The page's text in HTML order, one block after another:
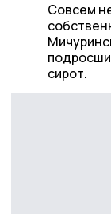
Совсем
сирот.